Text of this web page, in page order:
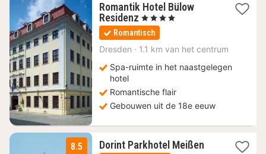
Romantik Hotel Bülow
Residenz 1
nacht
vanaf
359,34
, 4 Sterren
Romantisch
Dresden · 1.1 km van het centrum
Spa-ruimte in het naastgelegen
hotel
Romantische flair
Gebouwen uit de 18e eeuw
8.5 Dorint Parkhotel Meißen1